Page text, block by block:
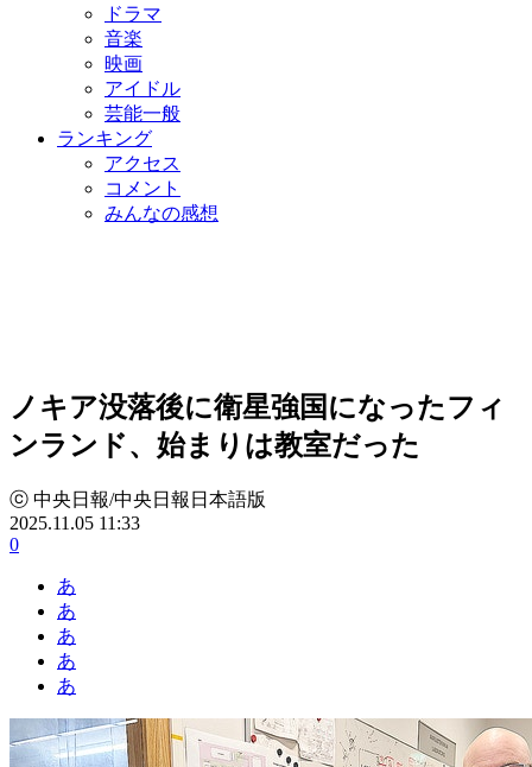
ドラマ
音楽
映画
アイドル
芸能一般
ランキング
アクセス
コメント
みんなの感想
ノキア没落後に衛星強国になったフィ
ンランド、始まりは教室だった
ⓒ 中央日報/中央日報日本語版
2025.11.05 11:33
0
あ
あ
あ
あ
あ